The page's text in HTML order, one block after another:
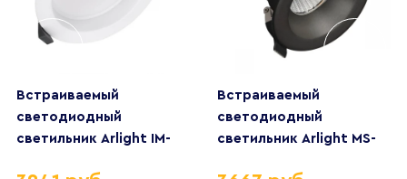
Встраиваемый
светодиодный
светильник Arlight IM-
Встраиваемый
светодиодный
светильник Arlight MS-